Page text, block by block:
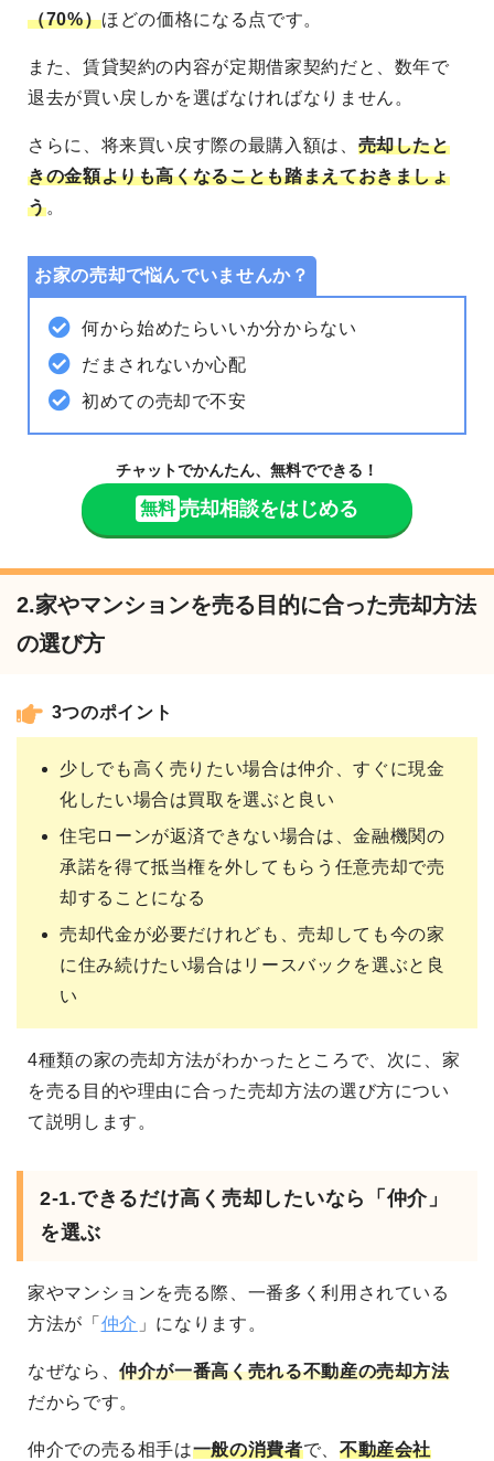
（70%）ほどの価格になる点です。
また、賃貸契約の内容が定期借家契約だと、数年で
退去が買い戻しかを選ばなければなりません。
さらに、将来買い戻す際の最購入額は、 売却したと
きの金額よりも高くなることも踏まえておきましょ
う。
お家の売却で悩んでいませんか？
何から始めたらいいか分からない
だまされないか心配
初めての売却で不安
チャットでかんたん、無料でできる！
無料 売却相談をはじめる
2.家やマンションを売る目的に合った売却方法
の選び方
3つのポイント
少しでも高く売りたい場合は仲介、すぐに現金
化したい場合は買取を選ぶと良い
住宅ローンが返済できない場合は、金融機関の
承諾を得て抵当権を外してもらう任意売却で売
却することになる
売却代金が必要だけれども、売却しても今の家
に住み続けたい場合はリースバックを選ぶと良
い
4種類の家の売却方法がわかったところで、次に、家
を売る目的や理由に合った売却方法の選び方につい
て説明します。
2-1.できるだけ高く売却したいなら「仲介」
を選ぶ
家やマンションを売る際、一番多く利用されている
方法が「 仲介 」になります。
なぜなら、仲介が一番高く売れる不動産の売却方法
だからです。
仲介での売る相手は一般の消費者で、 不動産会社